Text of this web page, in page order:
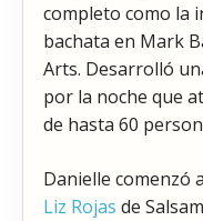
completo como la
bachata en Mark
Arts. Desarrolló
por la noche que
de hasta 60
Danielle comenzó
Liz Rojas de